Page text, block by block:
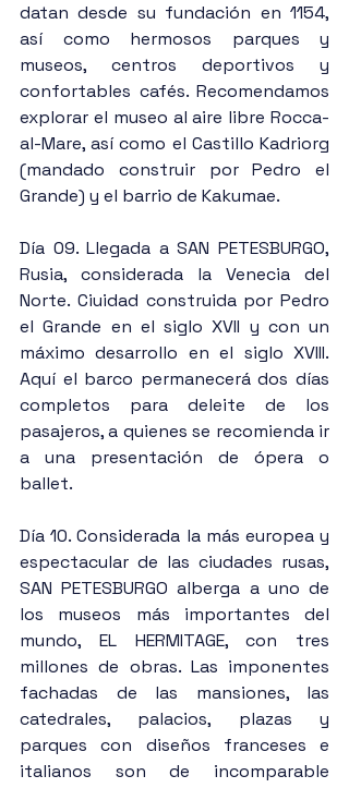
datan desde su fundación en 1154,
así como hermosos parques y
museos, centros deportivos y
confortables cafés. Recomendamos
explorar el museo al aire libre Rocca-
al-Mare, así como el Castillo Kadriorg
(mandado construir por Pedro el
Grande) y el barrio de Kakumae.
Día 09. Llegada a SAN PETESBURGO,
Rusia, considerada la Venecia del
Norte. Ciuidad construida por Pedro
el Grande en el siglo XVII y con un
máximo desarrollo en el siglo XVIII.
Aquí el barco permanecerá dos días
completos para deleite de los
pasajeros, a quienes se recomienda ir
a una presentación de ópera o
ballet.
Día 10. Considerada la más europea y
espectacular de las ciudades rusas,
SAN PETESBURGO alberga a uno de
los museos más importantes del
mundo, EL HERMITAGE, con tres
millones de obras. Las imponentes
fachadas de las mansiones, las
catedrales, palacios, plazas y
parques con diseños franceses e
italianos son de incomparable